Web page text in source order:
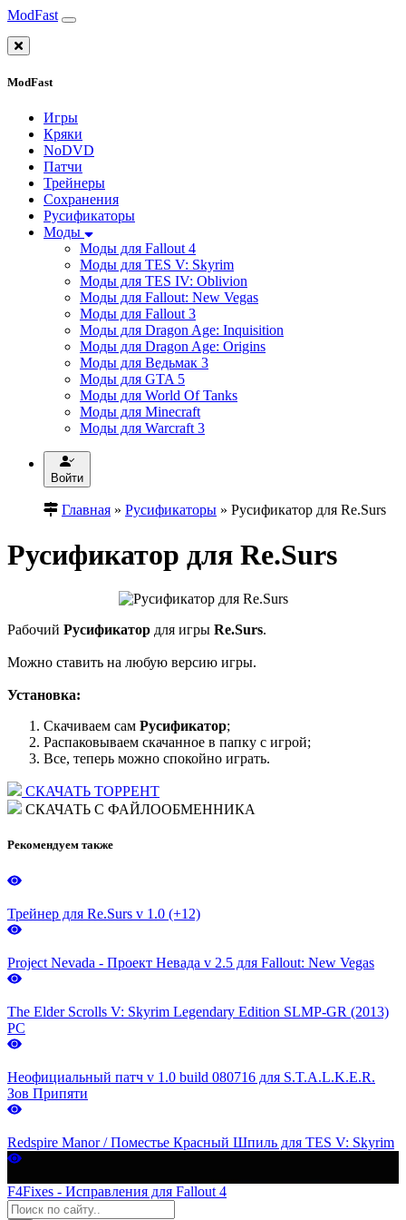
ModFast
ModFast
Игры
Кряки
NoDVD
Патчи
Трейнеры
Сохранения
Русификаторы
Моды
Моды для Fallout 4
Моды для TES V: Skyrim
Моды для TES IV: Oblivion
Моды для Fallout: New Vegas
Моды для Fallout 3
Моды для Dragon Age: Inquisition
Моды для Dragon Age: Origins
Моды для Ведьмак 3
Моды для GTA 5
Моды для World Of Tanks
Моды для Minecraft
Моды для Warcraft 3
Войти
Главная » Русификаторы » Русификатор для Re.Surs
Русификатор для Re.Surs
Рабочий Русификатор для игры Re.Surs.
Можно ставить на любую версию игры.
Установка:
Скачиваем сам Русификатор;
Распаковываем скачанное в папку с игрой;
Все, теперь можно спокойно играть.
СКАЧАТЬ ТОРРЕНТ
СКАЧАТЬ С ФАЙЛООБМЕННИКА
Рекомендуем также
Трейнер для Re.Surs v 1.0 (+12)
Project Nevada - Проект Невада v 2.5 для Fallout: New Vegas
The Elder Scrolls V: Skyrim Legendary Edition SLMP-GR (2013)
PC
Неофициальный патч v 1.0 build 080716 для S.T.A.L.K.E.R.
Зов Припяти
Redspire Manor / Поместье Красный Шпиль для TES V: Skyrim
F4Fixes - Исправления для Fallout 4